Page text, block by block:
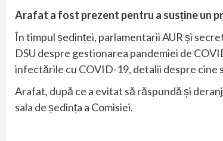
Arafat a fost prezent pentru a susține un
În timpul ședinței, parlamentarii AUR și
DSU despre gestionarea pandemiei de
infectările cu COVID-19, detalii despre cine
Arafat, după ce a evitat să răspundă și
sala de ședința a Comisiei.